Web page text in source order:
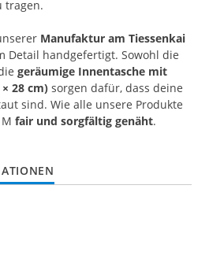
tragen.
Manufaktur am Tiessenkai
Detail handgefertigt. Sowohl die
geräumige Innentasche mit
28 cm) sorgen dafür, dass deine
sind. Wie alle unsere Produkte
Mfair und sorgfältig genäht.